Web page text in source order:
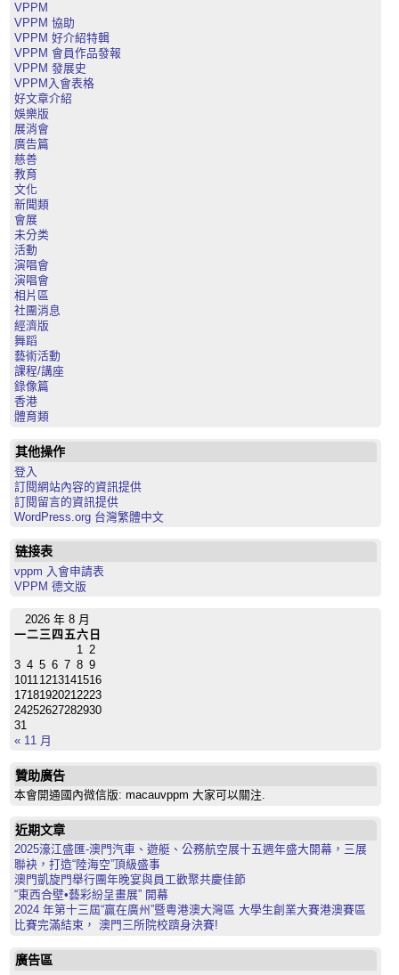
VPPM
VPPM 協助
VPPM 好介紹特輯
VPPM 會員作品發報
VPPM 發展史
VPPM入會表格
好文章介紹
娛樂版
展消會
廣告篇
慈善
教育
文化
新聞類
會展
未分类
活動
演唱會
演唱會
相片區
社團消息
經濟版
舞蹈
藝術活動
課程/講座
錄像篇
香港
體育類
其他操作
登入
訂閱網站內容的資訊提供
訂閱留言的資訊提供
WordPress.org 台灣繁體中文
链接表
vppm 入會申請表
VPPM 德文版
2026 年 8 月
一二三 四 五六 日
1
2
3 4 5 6 7 8 9
1011 1213141516
1718192021 2223
24252627282930
31
« 11 月
贊助廣告
本會開通國內微信版: macauvppm 大家可以關注.
近期文章
2025濠江盛匯-澳門汽車、遊艇、公務航空展十五週年盛大開幕，三展
聯袂，打造“陸海空”頂級盛事
澳門凱旋門舉行團年晚宴與員工歡聚共慶佳節
“東西合壁•藝彩紛呈畫展” 開幕
2024 年第十三屆“贏在廣州”暨粵港澳大灣區 大學生創業大賽港澳賽區
比賽完滿結束， 澳門三所院校躋身決賽!
廣告區